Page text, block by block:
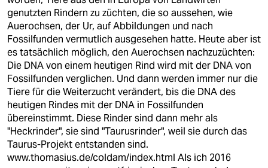
genutzten Rindern zu züchten, die so aussehen, wie
Auerochsen, der Ur, auf Abbildungen und nach
Fossilfunden vermutlich ausgesehen hatte. Heute aber ist
es tatsächlich möglich, den Auerochsen nachzuzüchten:
Die DNA von einem heutigen Rind wird mit der DNA von
Fossilfunden verglichen. Und dann werden immer nur die
Tiere für die Weiterzucht verändert, bis die DNA des
heutigen Rindes mit der DNA in Fossilfunden
übereinstimmt. Diese Rinder sind dann mehr als
"Heckrinder", sie sind "Taurusrinder", weil sie durch das
Taurus-Projekt entstanden sind.
www.thomasius.de/coldam/index.html Als ich 2016